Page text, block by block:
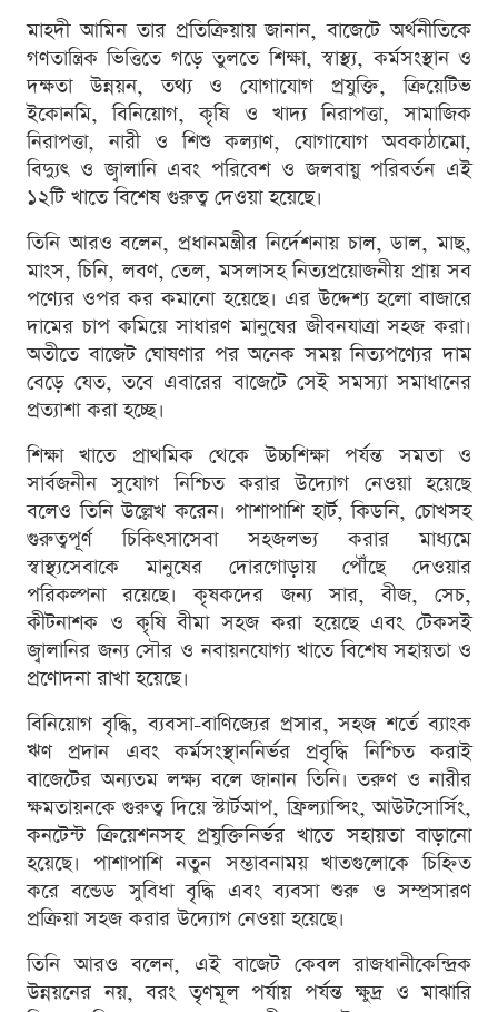
মাহদী আমিন তার প্রতিক্রিয়ায় জানান, বাজেটে অর্থনীতিকে
গণতান্ত্রিক ভিত্তিতে গড়ে তুলতে শিক্ষা, স্বাস্থ্য, কর্মসংস্থান ও
দক্ষতা উন্নয়ন, তথ্য ও যোগাযোগ প্রযুক্তি, ক্রিয়েটিভ
ইকোনমি, বিনিয়োগ, কৃষি ও খাদ্য নিরাপত্তা, সামাজিক
নিরাপত্তা, নারী ও শিশু কল্যাণ, যোগাযোগ অবকাঠামো,
বিদ্যুৎ ও জ্বালানি এবং পরিবেশ ও জলবায়ু পরিবর্তন এই
১২টি খাতে বিশেষ গুরুত্ব দেওয়া হয়েছে।
তিনি আরও বলেন, প্রধানমন্ত্রীর নির্দেশনায় চাল, ডাল, মাছ,
মাংস, চিনি, লবণ, তেল, মসলাসহ নিত্যপ্রয়োজনীয় প্রায় সব
পণ্যের ওপর কর কমানো হয়েছে। এর উদ্দেশ্য হলো বাজারে
দামের চাপ কমিয়ে সাধারণ মানুষের জীবনযাত্রা সহজ করা।
অতীতে বাজেট ঘোষণার পর অনেক সময় নিত্যপণ্যের দাম
বেড়ে যেত, তবে এবারের বাজেটে সেই সমস্যা সমাধানের
প্রত্যাশা করা হচ্ছে।
শিক্ষা খাতে প্রাথমিক থেকে উচ্চশিক্ষা পর্যন্ত সমতা ও
সার্বজনীন সুযোগ নিশ্চিত করার উদ্যোগ নেওয়া হয়েছে
বলেও তিনি উল্লেখ করেন। পাশাপাশি হার্ট, কিডনি, চোখসহ
গুরুত্বপূর্ণ চিকিৎসাসেবা সহজলভ্য করার মাধ্যমে
স্বাস্থ্যসেবাকে মানুষের দোরগোড়ায় পৌঁছে দেওয়ার
পরিকল্পনা রয়েছে। কৃষকদের জন্য সার, বীজ, সেচ,
কীটনাশক ও কৃষি বীমা সহজ করা হয়েছে এবং টেকসই
জ্বালানির জন্য সৌর ও নবায়নযোগ্য খাতে বিশেষ সহায়তা ও
প্রণোদনা রাখা হয়েছে।
বিনিয়োগ বৃদ্ধি, ব্যবসা-বাণিজ্যের প্রসার, সহজ শর্তে ব্যাংক
ঋণ প্রদান এবং কর্মসংস্থাননির্ভর প্রবৃদ্ধি নিশ্চিত করাই
বাজেটের অন্যতম লক্ষ্য বলে জানান তিনি। তরুণ ও নারীর
ক্ষমতায়নকে গুরুত্ব দিয়ে স্টার্টআপ, ফ্রিল্যান্সিং, আউটসোর্সিং,
কনটেন্ট ক্রিয়েশনসহ প্রযুক্তিনির্ভর খাতে সহায়তা বাড়ানো
হয়েছে। পাশাপাশি নতুন সম্ভাবনাময় খাতগুলোকে চিহ্নিত
করে বন্ডেড সুবিধা বৃদ্ধি এবং ব্যবসা শুরু ও সম্প্রসারণ
প্রক্রিয়া সহজ করার উদ্যোগ নেওয়া হয়েছে।
তিনি আরও বলেন, এই বাজেট কেবল রাজধানীকেন্দ্রিক
উন্নয়নের নয়, বরং তৃণমূল পর্যায় পর্যন্ত ক্ষুদ্র ও মাঝারি